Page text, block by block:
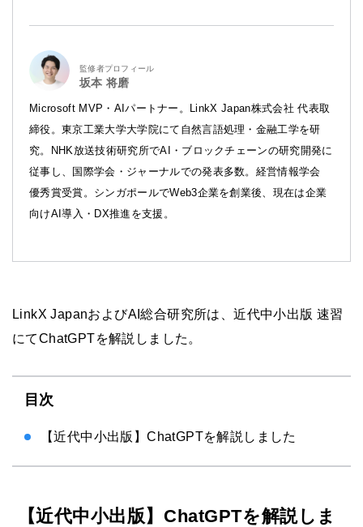
監修者プロフィール
坂本 将磨
Microsoft MVP・AIパートナー。LinkX Japan株式会社 代表取
締役。東京工業大学大学院にて自然言語処理・金融工学を研
究。NHK放送技術研究所でAI・ブロックチェーンの研究開発に
従事し、国際学会・ジャーナルでの発表多数。経営情報学会
優秀賞受賞。シンガポールでWeb3企業を創業後、現在は企業
向けAI導入・DX推進を支援。
LinkX JapanおよびAI総合研究所は、近代中小出版 速習
にてChatGPTを解説しました。
目次
【近代中小出版】ChatGPTを解説しました
【近代中小出版】ChatGPTを解説しま